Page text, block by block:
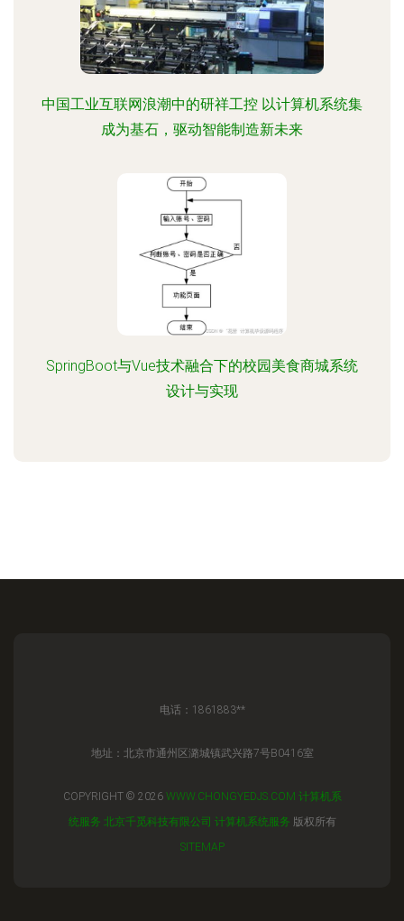
中国工业互联网浪潮中的研祥工控 以计算机系统集
成为基石，驱动智能制造新未来
SpringBoot与Vue技术融合下的校园美食商城系统
设计与实现
电话：1861883**
地址：北京市通州区潞城镇武兴路7号B0416室
COPYRIGHT © 2026 WWW.CHONGYEDJS.COM 计算机系
统服务 北京千觅科技有限公司 计算机系统服务 版权所有
SITEMAP